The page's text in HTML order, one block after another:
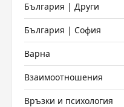
България | Други
България | София
Варна
Взаимоотношения
Връзки и психология